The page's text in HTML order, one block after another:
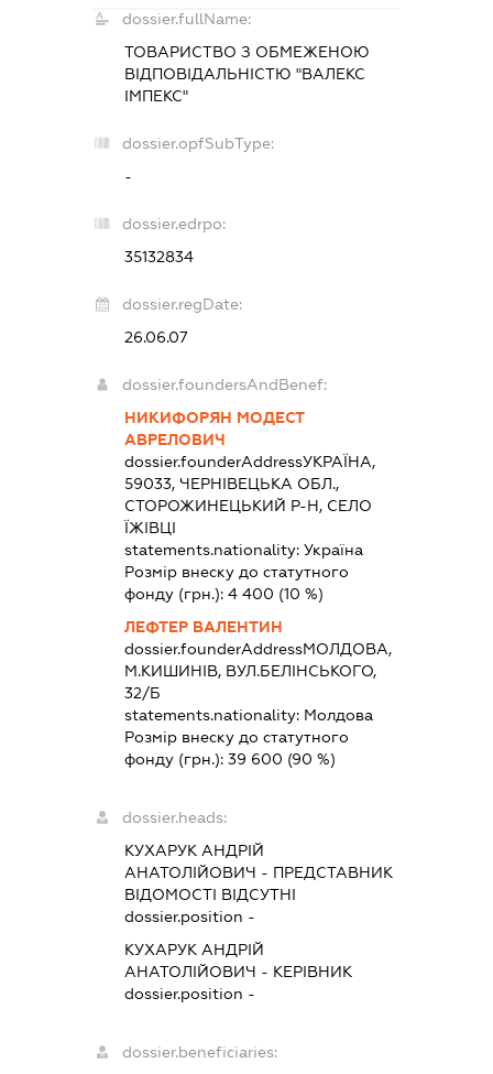
dossier.fullName:
ТОВАРИСТВО З ОБМЕЖЕНОЮ
ВІДПОВІДАЛЬНІСТЮ "ВАЛЕКС
ІМПЕКС"
dossier.opfSubType:
-
dossier.edrpo:
35132834
dossier.regDate:
26.06.07
dossier.foundersAndBenef:
НИКИФОРЯН МОДЕСТ
АВРЕЛОВИЧ
dossier.founderAddressУКРАЇНА,
59033, ЧЕРНІВЕЦЬКА ОБЛ.,
СТОРОЖИНЕЦЬКИЙ Р-Н, СЕЛО
ЇЖІВЦІ
statements.nationality: Україна
Розмір внеску до статутного
фонду (грн.): 4 400 (10 %)
ЛЕФТЕР ВАЛЕНТИН
dossier.founderAddressМОЛДОВА,
М.КИШИНІВ, ВУЛ.БЕЛІНСЬКОГО,
32/Б
statements.nationality: Молдова
Розмір внеску до статутного
фонду (грн.): 39 600 (90 %)
dossier.heads:
КУХАРУК АНДРІЙ
АНАТОЛІЙОВИЧ - ПРЕДСТАВНИК
ВІДОМОСТІ ВІДСУТНІ
dossier.position -
КУХАРУК АНДРІЙ
АНАТОЛІЙОВИЧ - КЕРІВНИК
dossier.position -
dossier.beneficiaries: